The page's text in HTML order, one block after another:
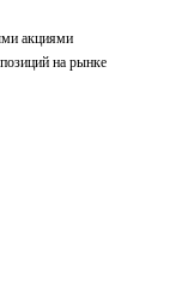
акциями
на рынке